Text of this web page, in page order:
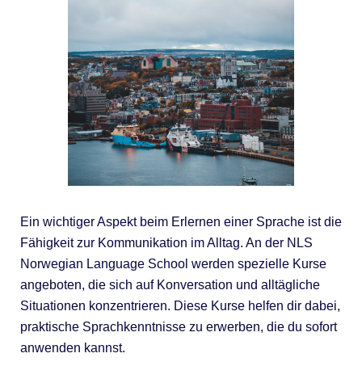
Ein wichtiger Aspekt beim Erlernen einer Sprache ist die
Fähigkeit zur Kommunikation im Alltag. An der NLS
Norwegian Language School werden spezielle Kurse
angeboten, die sich auf Konversation und alltägliche
Situationen konzentrieren. Diese Kurse helfen dir dabei,
praktische Sprachkenntnisse zu erwerben, die du sofort
anwenden kannst.